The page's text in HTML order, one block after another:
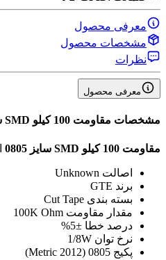
معرفی محصول
مشخصات محصول
نظرات
معرفی محصول
مشخصات مقاومت 100 کیلو SMD سایز 0805
مقاومت 100 کیلو SMD سایز 0805
اصالت Unknown
برند GTE
بسته بندی Cut Tape
مقدار مقاومت 100K Ohm
درصد خطا ±5%
نرخ توان 1/8W
پکیج 0805 (2012 Metric)